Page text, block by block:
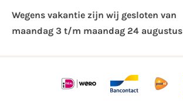
Wegens vakantie zijn wij gesloten van ​
maandag 3 t/m maandag 24 augustus